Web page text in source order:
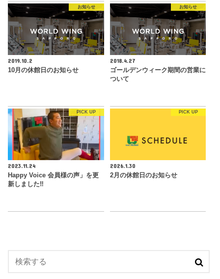
お知らせ
2019.10.2
10月の休館日のお知らせ
お知らせ
2018.4.27
ゴールデンウィーク期間の営業に
ついて
PICK UP
2023.11.24
Happy Voice 会員様の声」を更
新しました‼︎
PICK UP
2026.1.30
2月の休館日のお知らせ